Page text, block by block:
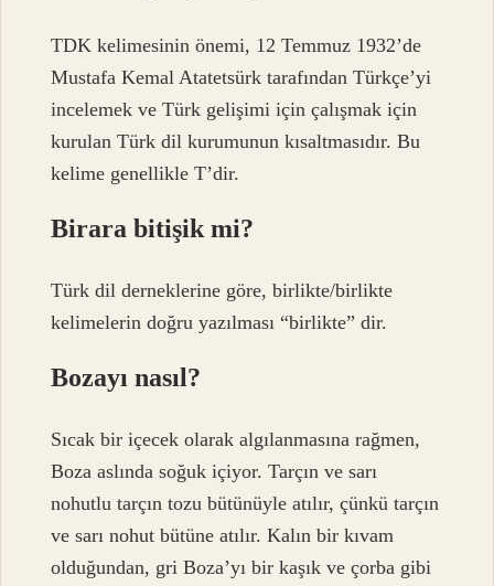
TDK kelimesinin önemi, 12 Temmuz 1932’de
Mustafa Kemal Atatetsürk tarafından Türkçe’yi
incelemek ve Türk gelişimi için çalışmak için
kurulan Türk dil kurumunun kısaltmasıdır. Bu
kelime genellikle T’dir.
Birara bitişik mi?
Türk dil derneklerine göre, birlikte/birlikte
kelimelerin doğru yazılması “birlikte” dir.
Bozayı nasıl?
Sıcak bir içecek olarak algılanmasına rağmen,
Boza aslında soğuk içiyor. Tarçın ve sarı
nohutlu tarçın tozu bütünüyle atılır, çünkü tarçın
ve sarı nohut bütüne atılır. Kalın bir kıvam
olduğundan, gri Boza’yı bir kaşık ve çorba gibi